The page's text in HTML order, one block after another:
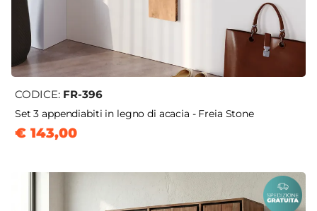
CODICE: FR-396
Set 3 appendiabiti in legno di acacia - Freia Stone
€ 143,00